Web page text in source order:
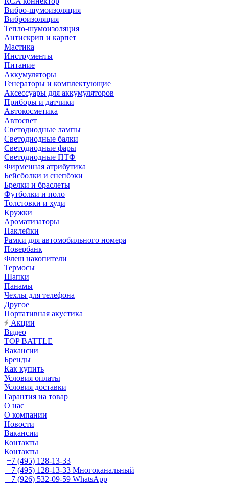
Вибро-шумоизоляция
Виброизоляция
Тепло-шумоизоляция
Антискрип и карпет
Мастика
Инструменты
Питание
Аккумуляторы
Генераторы и комплектующие
Аксессуары для аккумуляторов
Приборы и датчики
Автокосметика
Автосвет
Светодиодные лампы
Светодиодные балки
Светодиодные фары
Светодиодные ПТФ
Фирменная атрибутика
Бейсболки и снепбэки
Брелки и браслеты
Футболки и поло
Толстовки и худи
Кружки
Ароматизаторы
Наклейки
Рамки для автомобильного номера
Повербанк
Флеш накопители
Термосы
Шапки
Панамы
Чехлы для телефона
Другое
Портативная акустика
Акции
Видео
TOP BATTLE
Вакансии
Бренды
Как купить
Условия оплаты
Условия доставки
Гарантия на товар
О нас
О компании
Новости
Вакансии
Контакты
Контакты
+7 (495) 128-13-33
+7 (495) 128-13-33 Многоканальный
+7 (926) 532-09-59 WhatsApp